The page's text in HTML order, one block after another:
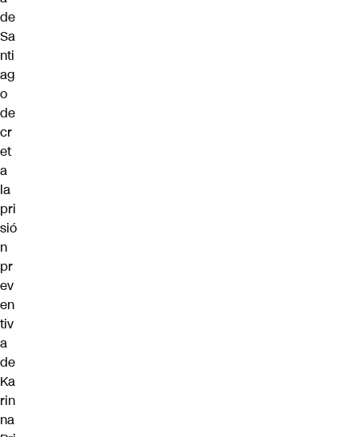
de
Sa
nti
ag
o
de
cr
et
a
la
pri
sió
n
pr
ev
en
tiv
a
de
Ka
rin
na